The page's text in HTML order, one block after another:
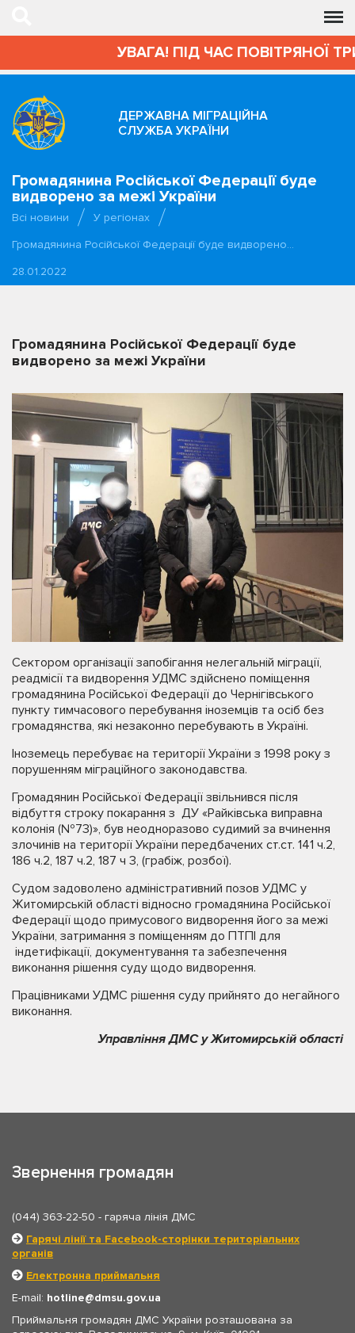
УВАГА! ПІД ЧАС ПОВІТРЯНОЇ
ДЕРЖАВНА МІГРАЦІЙНА
СЛУЖБА УКРАЇНИ
Громадянина Російської Федерації буде
видворено за межі України
Всі новини
У регіонах
Громадянина Російської Федерації буде видворено…
28.01.2022
Громадянина Російської Федерації буде
видворено за межі України
Сектором організації запобігання нелегальній міграції,
реадмісії та видворення УДМС здійснено поміщення
громадянина Російської Федерації до Чернігівського
пункту тимчасового перебування іноземців та осіб без
громадянства, які незаконно перебувають в Україні.
Іноземець перебуває на території України з 1998 року з
порушенням міграційного законодавства.
Громадянин Російської Федерації звільнився після
відбуття строку покарання з ДУ «Райківська виправна
колонія (№73)», був неодноразово судимий за вчинення
злочинів на території України передбачених ст.ст. 141 ч.2,
186 ч.2, 187 ч.2, 187 ч 3, (грабіж, розбої).
Судом задоволено адміністративний позов УДМС у
Житомирській області відносно громадянина Російської
Федерації щодо примусового видворення його за межі
України, затримання з поміщенням до ПТПІ для
індетифікації, документування та забезпечення
виконання рішення суду щодо видворення.
Працівниками УДМС рішення суду прийнято до негайного
виконання.
Управління ДМС у Житомирській області
Звернення громадян
(044) 363-22-50 - гаряча лінія ДМС
Гарячі лінії та Facebook-сторінки територіальних
органів
Електронна приймальня
E-mail: hotline
dmsu.gov.ua
Приймальня громадян ДМС України розташована за